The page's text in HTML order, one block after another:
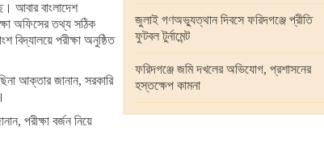
জুলাই গণঅভ্যুত্থান দিবসে ফরিদগঞ্জে প্রীতি
ফুটবল টুর্নামেন্ট
ফরিদগঞ্জে জমি দখলের অভিযোগ, প্রশাসনের
হস্তক্ষেপ কামনা
আবার বাংলাদেশ
অফিসের তথ্য সঠিক
পরীক্ষা অনুষ্ঠিত
আক্তার জানান, সরকারি
পরীক্ষা বর্জন নিয়ে